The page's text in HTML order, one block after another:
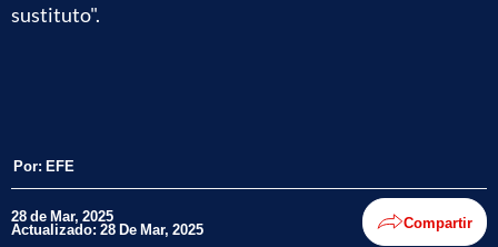
sustituto".
Por: EFE
28 de Mar, 2025
Actualizado: 28 De Mar, 2025 Compartir